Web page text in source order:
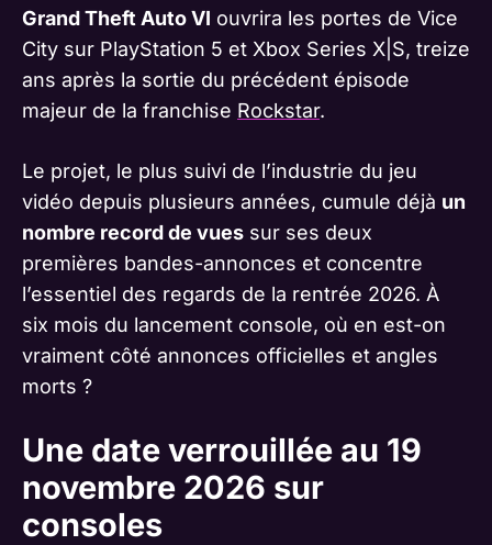
Grand Theft Auto VI ouvrira les portes de Vice
City sur PlayStation 5 et Xbox Series X|S, treize
ans après la sortie du précédent épisode
majeur de la franchise Rockstar.
Le projet, le plus suivi de l’industrie du jeu
vidéo depuis plusieurs années, cumule déjà un
nombre record de vues sur ses deux
premières bandes-annonces et concentre
l’essentiel des regards de la rentrée 2026. À
six mois du lancement console, où en est-on
vraiment côté annonces officielles et angles
morts ?
Une date verrouillée au 19
novembre 2026 sur
consoles